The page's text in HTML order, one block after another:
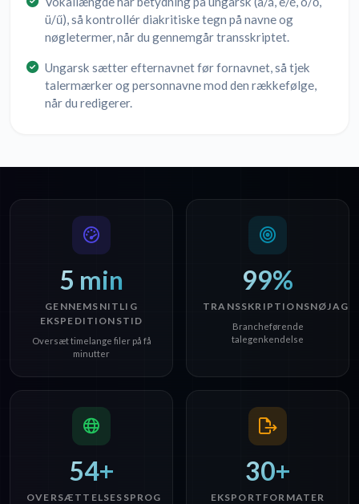
ü/ű), så kontrollér diakritiske tegn på navne og
nøgletermer, når du gennemgår transskriptet.
Ungarsk sætter efternavnet før fornavnet, så tjek
talermærker og personnavne mod den rækkefølge,
når du redigerer.
5 min
GENNEMSNITLIG
EKSPEDITIONSTID
Oversæt timelange filer på få
minutter
99%
Brancheførende
talegenkendelse
54+
OVERSÆTTELSESSPROG
30+
EKSPORTFORMATER